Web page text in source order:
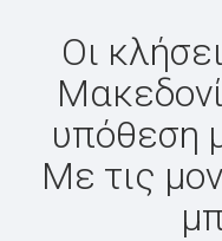
Οι
υπόθεση
Με τις